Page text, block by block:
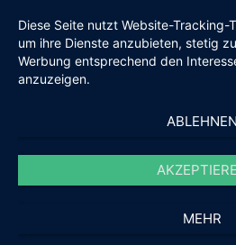
Diese Seite nutzt Website-Tracking-
um ihre Dienste anzubieten, stetig
Werbung entsprechend den
anzuzeigen.
ABLEHNEN
MEHR